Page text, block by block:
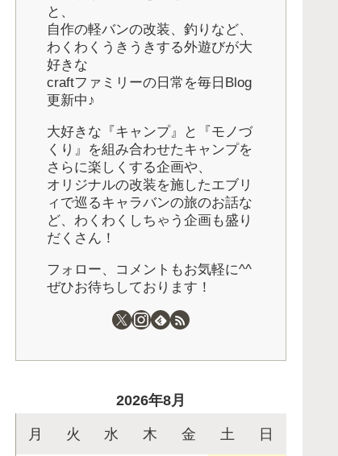
と、
自作の軽バンの改装、釣りなど、
わくわくうきうきする外遊びが大
好きな
craftファミリーの日常を毎日Blog
更新中♪
大好きな『キャンプ』と『モノづ
くり』を組み合わせたキャンプを
さらに楽しくする企画や、
オリジナルの改装を施したエブリ
ィで巡るキャラバンの旅のお話な
ど、わくわくしちゃう企画も盛り
だくさん！
フォロー、コメントもお気軽に^^
ぜひお待ちしております！
2026年8月
月 火 水 木 金 土 日